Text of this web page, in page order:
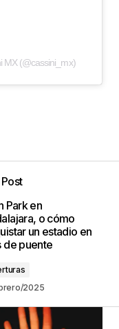
MX (@cassini_mx)
Park en
o cómo
un estadio en
de puente
2025